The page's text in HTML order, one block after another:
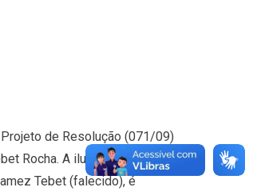
de Resolução (071/09)
Rocha. A ilustre advogada
Tebet (falecido), é